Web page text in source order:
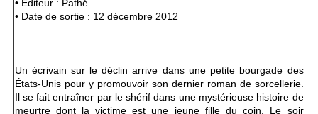
• Éditeur : Pathé
• Date de sortie : 12 décembre 2012
Un écrivain sur le déclin arrive dans une petite bourgade des
États-Unis pour y promouvoir son dernier roman de sorcellerie.
Il se fait entraîner par le shérif dans une mystérieuse histoire de
meurtre dont la victime est une jeune fille du coin. Le soir